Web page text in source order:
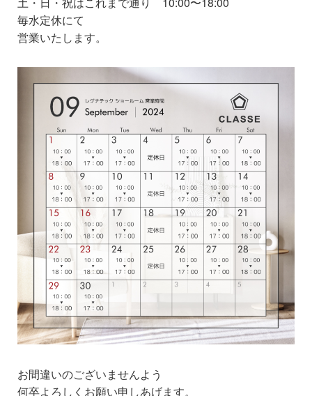
毎水定休にて
営業いたします。
お間違いのございませんよう
何卒よろしくお願い申しあげます。